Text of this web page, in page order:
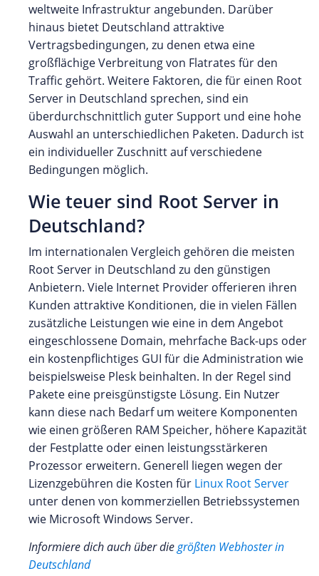
weltweite Infrastruktur angebunden. Darüber
hinaus bietet Deutschland attraktive
Vertragsbedingungen, zu denen etwa eine
großflächige Verbreitung von Flatrates für den
Traffic gehört. Weitere Faktoren, die für einen Root
Server in Deutschland sprechen, sind ein
überdurchschnittlich guter Support und eine hohe
Auswahl an unterschiedlichen Paketen. Dadurch ist
ein individueller Zuschnitt auf verschiedene
Bedingungen möglich.
Wie teuer sind Root Server in
Deutschland?
Im internationalen Vergleich gehören die meisten
Root Server in Deutschland zu den günstigen
Anbietern. Viele Internet Provider offerieren ihren
Kunden attraktive Konditionen, die in vielen Fällen
zusätzliche Leistungen wie eine in dem Angebot
eingeschlossene Domain, mehrfache Back-ups oder
ein kostenpflichtiges GUI für die Administration wie
beispielsweise Plesk beinhalten. In der Regel sind
Pakete eine preisgünstigste Lösung. Ein Nutzer
kann diese nach Bedarf um weitere Komponenten
wie einen größeren RAM Speicher, höhere Kapazität
der Festplatte oder einen leistungsstärkeren
Prozessor erweitern. Generell liegen wegen der
Lizenzgebühren die Kosten für Linux Root Server
unter denen von kommerziellen Betriebssystemen
wie Microsoft Windows Server.
Informiere dich auch über diegrößten Webhoster in
Deutschland